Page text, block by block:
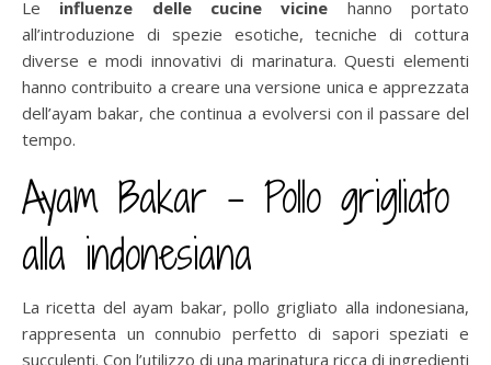
Le influenze delle cucine vicine hanno portato
all’introduzione di spezie esotiche, tecniche di cottura
diverse e modi innovativi di marinatura. Questi elementi
hanno contribuito a creare una versione unica e apprezzata
dell’ayam bakar, che continua a evolversi con il passare del
tempo.
Ayam Bakar – Pollo grigliato
alla indonesiana
La ricetta del ayam bakar, pollo grigliato alla indonesiana,
rappresenta un connubio perfetto di sapori speziati e
succulenti. Con l’utilizzo di una marinatura ricca di ingredienti